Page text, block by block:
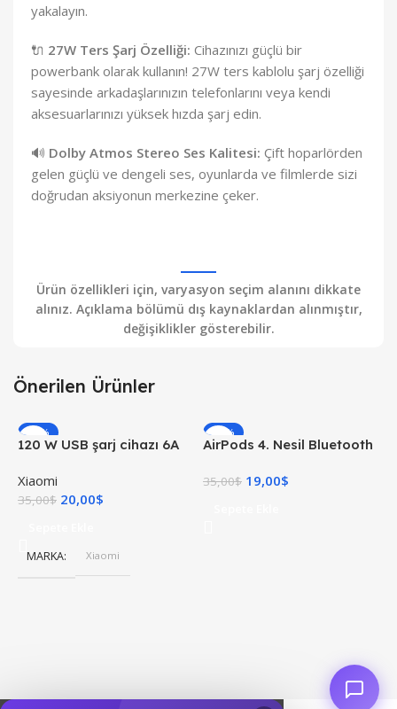
yakalayın.
🔌 27W Ters Şarj Özelliği: Cihazınızı güçlü bir
powerbank olarak kullanın! 27W ters kablolu şarj özelliği
sayesinde arkadaşlarınızın telefonlarını veya kendi
aksesuarlarınızı yüksek hızda şarj edin.
🔊 Dolby Atmos Stereo Ses Kalitesi: Çift hoparlörden
gelen güçlü ve dengeli ses, oyunlarda ve filmlerde sizi
doğrudan aksiyonun merkezine çeker.
Ürün özellikleri için, varyasyon seçim alanını dikkate
alınız. Açıklama bölümü dış kaynaklardan alınmıştır,
değişiklikler gösterebilir.
Önerilen Ürünler
-43%
120 W USB şarj cihazı 6A
Turbo şarj hızlı şarj
Xiaomi
35,00$ 20,00$
MARKA Xiaomi
-46%
AirPods 4. Nesil Bluetooth
35,00$ 19,00$